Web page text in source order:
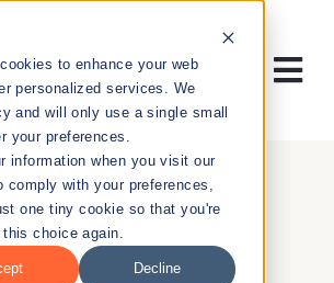
to enhance your web
personalized services. We
and will only use a single small
your preferences.
information when you visit our
comply with your preferences,
one tiny cookie so that you're
choice again.
Decline